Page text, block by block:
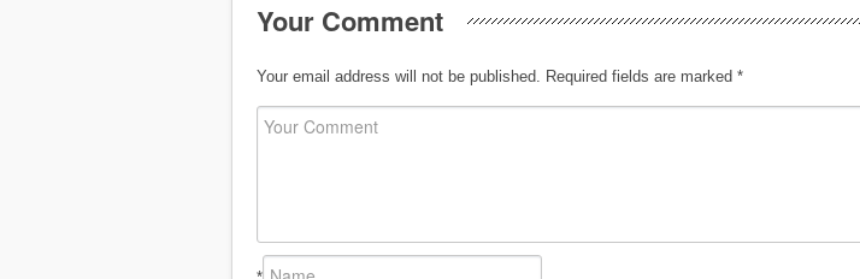
Your Comment
Your email address will not be published. Required fields are marked *